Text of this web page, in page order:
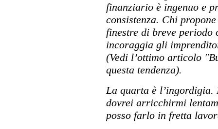
finanziario è ingenuo e
consistenza. Chi
finestre di breve periodo
incoraggia gli
(Vedi l’ottimo articolo
questa tendenza).
La quarta è l’ingordigia.
dovrei arricchirmi
posso farlo in fretta